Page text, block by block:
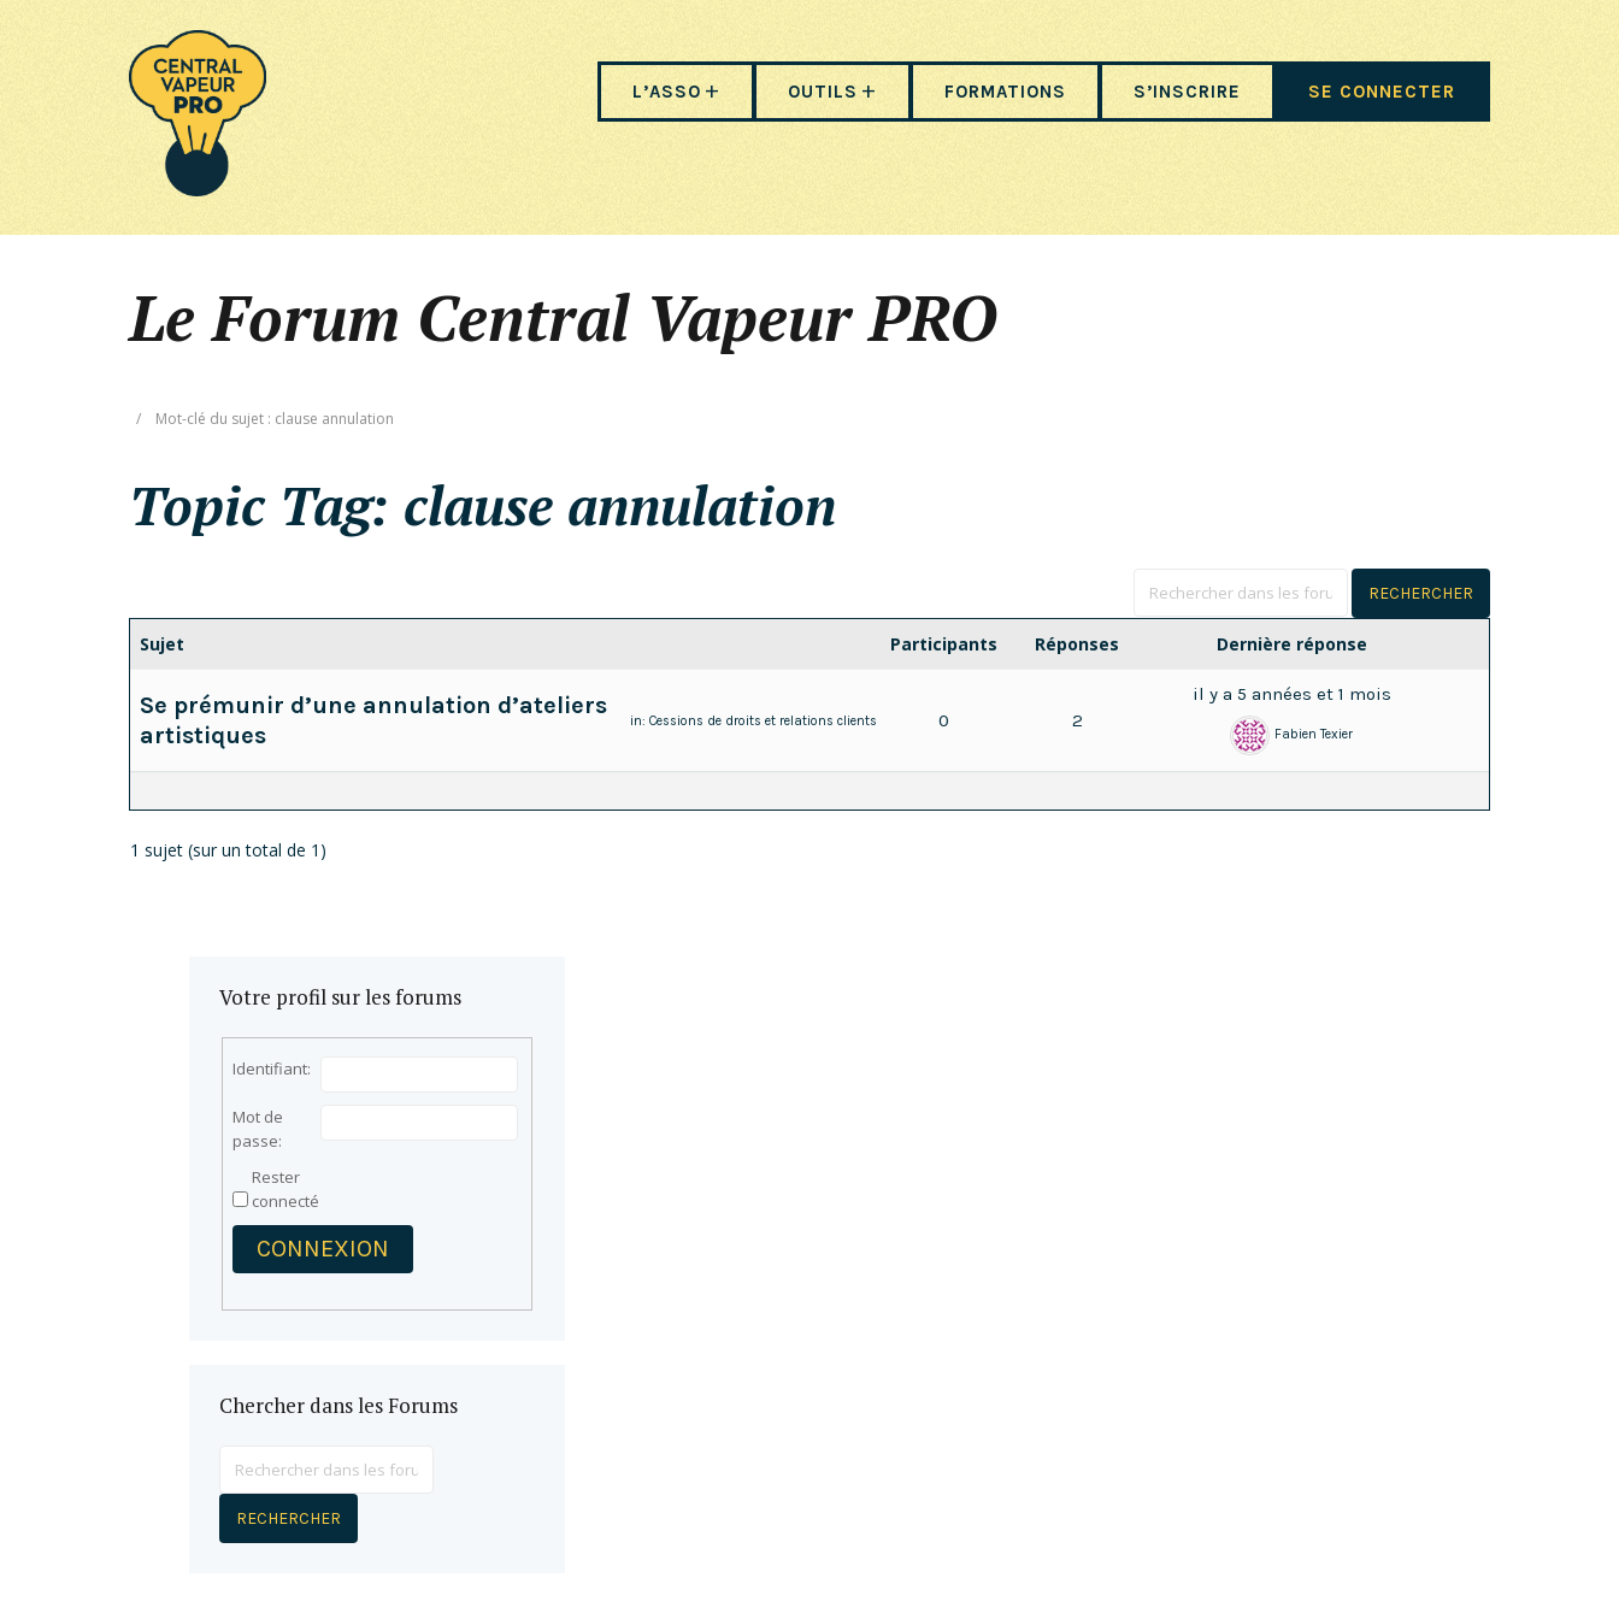
L’ASSO OUTILS FORMATIONS S’INSCRIRE SE CONNECTER
Le Forum Central Vapeur PRO
/ Mot-clé du sujet : clause annulation
Topic Tag: clause annulation
Sujet Participants Réponses Dernière réponse
Se prémunir d’une annulation d’ateliers
artistiques
in: Cessions de droits et relations clients 0 2
il y a 5 années et 1 mois
Fabien Texier
1 sujet (sur un total de 1)
Votre profil sur les forums
Identifiant:
Mot de
passe:
Rester
connecté
CONNEXION
Chercher dans les Forums